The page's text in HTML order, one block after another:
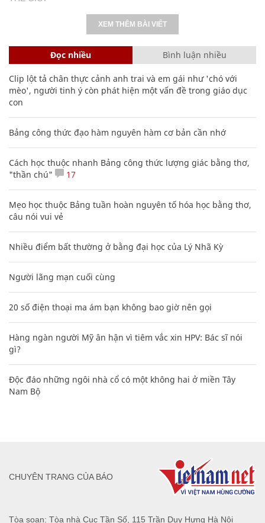
XEM THÊM BÀI VIẾT
Đọc nhiều Bình luận nhiều
Clip lột tả chân thực cảnh anh trai và em gái như 'chó với
mèo', người tinh ý còn phát hiện một vấn đề trong giáo dục
con
Bảng công thức đạo hàm nguyên hàm cơ bản cần nhớ
Cách học thuộc nhanh Bảng công thức lượng giác bằng thơ,
"thần chú"
17
Mẹo học thuộc Bảng tuần hoàn nguyên tố hóa học bằng thơ,
câu nói vui vẻ
Nhiều điểm bất thường ở bằng đại học của Lý Nhã Kỳ
Người lãng mạn cuối cùng
20 số điện thoại ma ám bạn không bao giờ nên gọi
Hàng ngàn người Mỹ ân hận vì tiêm vắc xin HPV: Bác sĩ nói
gì?
Độc đáo những ngôi nhà cổ có một không hai ở miền Tây
Nam Bộ
Tòa soạn: Tòa nhà Cục Tần Số, 115 Trần Duy Hưng Hà Nội
CHUYÊN TRANG CỦA BÁO